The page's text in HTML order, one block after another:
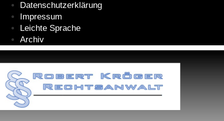
Datenschutzerklärung
Impressum
Leichte Sprache
Archiv